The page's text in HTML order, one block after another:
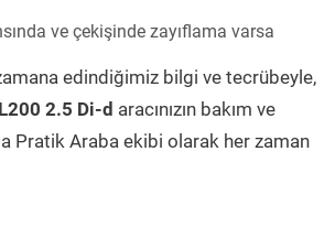
ve çekişinde zayıflama varsa
edindiğimiz bilgi ve tecrübeyle,
2.5 Di-d aracınızın bakım ve
Pratik Araba ekibi olarak her zaman